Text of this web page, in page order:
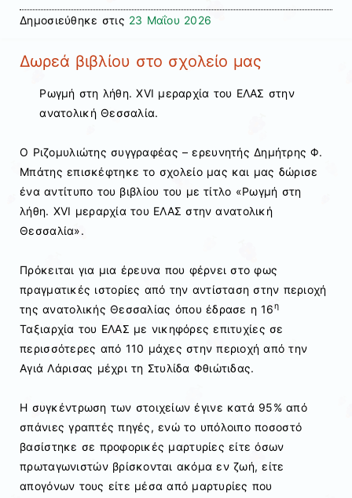
Δημοσιεύθηκε στις 23 Μαΐου 2026
Δωρεά βιβλίου στο σχολείο μας
Ρωγμή στη λήθη. ΧVI μεραρχία του ΕΛΑΣ στην
ανατολική Θεσσαλία.
Ο Ριζομυλιώτης συγγραφέας – ερευνητής Δημήτρης Φ.
Μπάτης επισκέφτηκε το σχολείο μας και μας δώρισε
ένα αντίτυπο του βιβλίου του με τίτλο «Ρωγμή στη
λήθη. ΧVI μεραρχία του ΕΛΑΣ στην ανατολική
Θεσσαλία».
Πρόκειται για μια έρευνα που φέρνει στο φως
πραγματικές ιστορίες από την αντίσταση στην περιοχή
της ανατολικής Θεσσαλίας όπου έδρασε η 16η
Ταξιαρχία του ΕΛΑΣ με νικηφόρες επιτυχίες σε
περισσότερες από 110 μάχες στην περιοχή από την
Αγιά Λάρισας μέχρι τη Στυλίδα Φθιώτιδας.
Η συγκέντρωση των στοιχείων έγινε κατά 95% από
σπάνιες γραπτές πηγές, ενώ το υπόλοιπο ποσοστό
βασίστηκε σε προφορικές μαρτυρίες είτε όσων
πρωταγωνιστών βρίσκονται ακόμα εν ζωή, είτε
απογόνων τους είτε μέσα από μαρτυρίες που